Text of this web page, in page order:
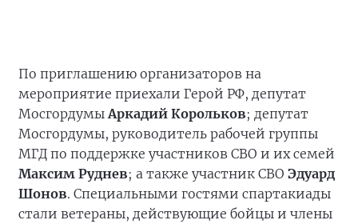
По приглашению организаторов на
мероприятие приехали Герой РФ, депутат
Мосгордумы Аркадий Корольков; депутат
Мосгордумы, руководитель рабочей группы
МГД по поддержке участников СВО и их семей
Максим Руднев; а также участник СВО Эдуард
Шонов. Специальными гостями спартакиады
стали ветераны, действующие бойцы и члены